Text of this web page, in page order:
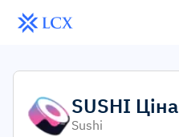
SUSHI Ціна
Sushi